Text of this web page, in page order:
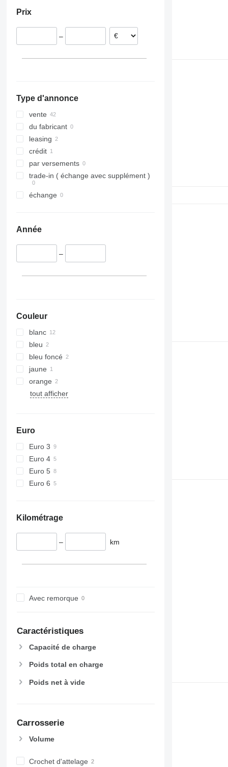
FM 440
Royaume-Uni
Estonie
Prix
–
Type d'annonce
vente
du fabricant
leasing
crédit
par versements
trade-in ( échange avec supplément )
échange
Année
–
Couleur
blanc
bleu
bleu foncé
jaune
orange
tout afficher
Euro
Euro 3
Euro 4
Euro 5
Euro 6
Kilométrage
– km
Avec remorque
Caractéristiques
Capacité de charge
Poids total en charge
Poids net à vide
Carrosserie
Volume
Crochet d'attelage